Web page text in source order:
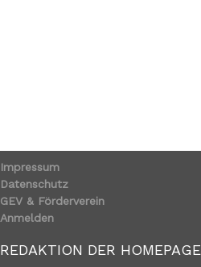
Impressum
Datenschutz
GEV & Förderverein
Anmelden
REDAKTION DER HOMEPAGE